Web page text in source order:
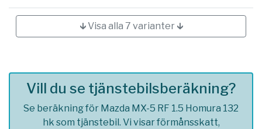
🡳 Visa alla 7 varianter 🡳
Vill du se tjänstebilsberäkning?
Se beräkning för Mazda MX-5 RF 1.5 Homura 132
hk som tjänstebil. Vi visar förmånsskatt,